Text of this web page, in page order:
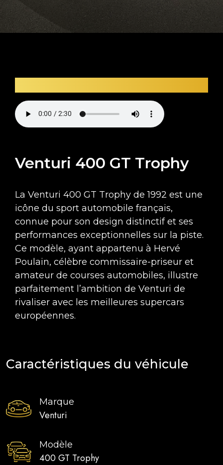
Venturi 400 GT Trophy
La Venturi 400 GT Trophy de 1992 est une
icône du sport automobile français,
connue pour son design distinctif et ses
performances exceptionnelles sur la piste.
Ce modèle, ayant appartenu à Hervé
Poulain, célèbre commissaire-priseur et
amateur de courses automobiles, illustre
parfaitement l’ambition de Venturi de
rivaliser avec les meilleures supercars
européennes.
Caractéristiques du véhicule
Marque
Venturi
Modèle
400 GT Trophy